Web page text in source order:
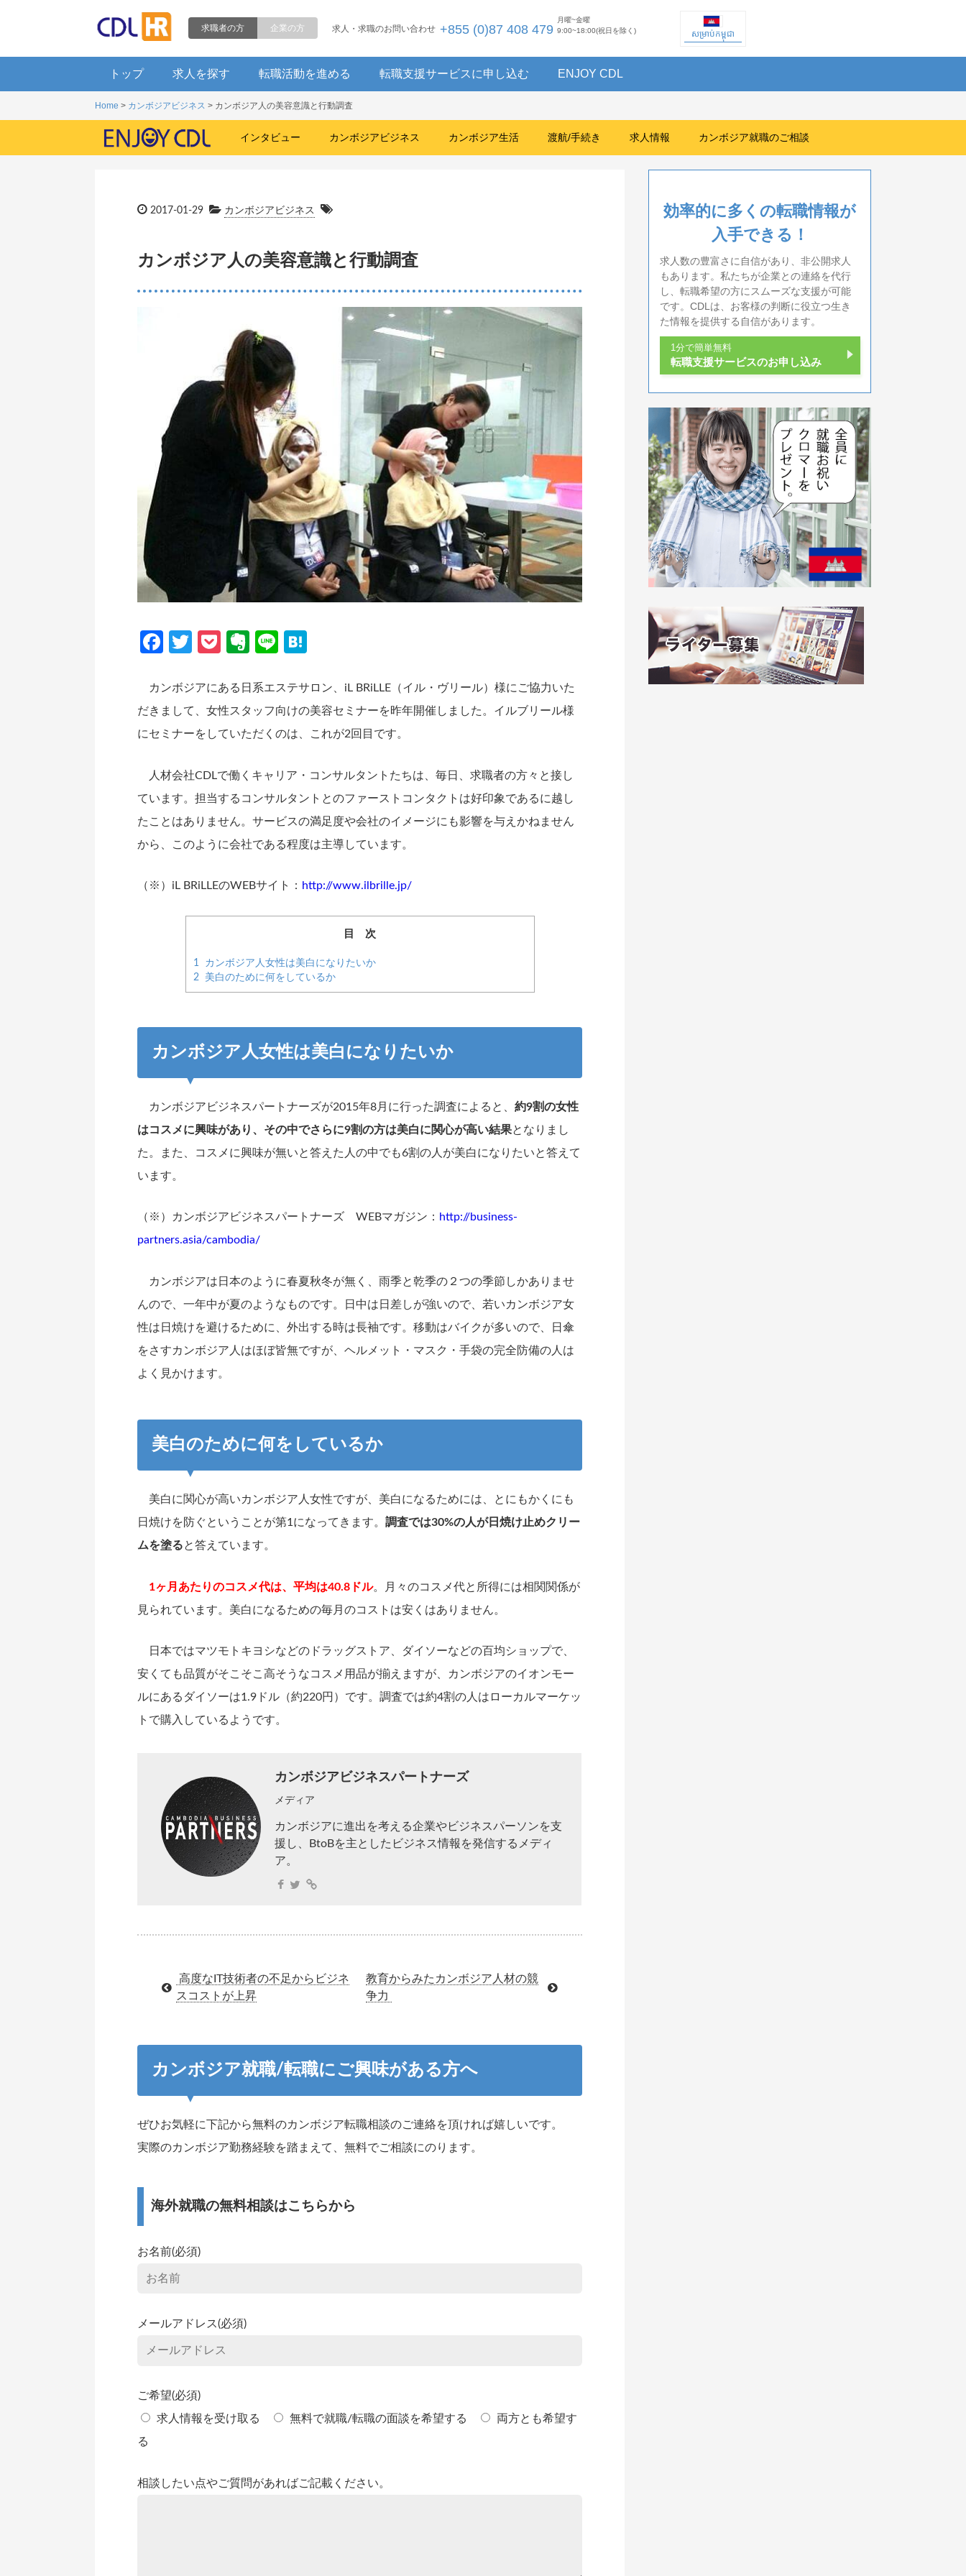
求人・求職のお問い合わせ +855 (0)87 408 479
月曜~金曜
9:00~18:00(祝日を除く)
សម្រាប់កម្ពុជា
求職者の方 企業の方
トップ 求人を探す 転職活動を進める 転職支援サービスに申し込む ENJOY CDL
Home > カンボジアビジネス > カンボジア人の美容意識と行動調査
インタビュー カンボジアビジネス カンボジア生活 渡航/手続き 求人情報 カンボジア就職のご相談
2017-01-29 カンボジアビジネス
カンボジア人の美容意識と行動調査
Facebook
Twitter
PocketEvernote
Line
カンボジアにある日系エステサロン、iL BRiLLE（イル・ヴリール）様にご協力いた
だきまして、女性スタッフ向けの美容セミナーを昨年開催しました。イルブリール様
にセミナーをしていただくのは、これが2回目です。
人材会社CDLで働くキャリア・コンサルタントたちは、毎日、求職者の方々と接し
ています。担当するコンサルタントとのファーストコンタクトは好印象であるに越し
たことはありません。サービスの満足度や会社のイメージにも影響を与えかねません
から、このように会社である程度は主導しています。
（※）iL BRiLLEのWEBサイト： http://www.ilbrille.jp/
目 次
1
カンボジア人女性は美白になりたいか
2
美白のために何をしているか
カンボジア人女性は美白になりたいか
カンボジアビジネスパートナーズが2015年8月に行った調査によると、 約9割の女性
はコスメに興味があり、その中でさらに9割の方は美白に関心が高い結果となりまし
た。また、コスメに興味が無いと答えた人の中でも6割の人が美白になりたいと答えて
います。
（※）カンボジアビジネスパートナーズ WEBマガジン： http://business-
partners.asia/cambodia/
カンボジアは日本のように春夏秋冬が無く、雨季と乾季の２つの季節しかありませ
んので、一年中が夏のようなものです。日中は日差しが強いので、若いカンボジア女
性は日焼けを避けるために、外出する時は長袖です。移動はバイクが多いので、日傘
をさすカンボジア人はほぼ皆無ですが、ヘルメット・マスク・手袋の完全防備の人は
よく見かけます。
美白のために何をしているか
美白に関心が高いカンボジア人女性ですが、美白になるためには、とにもかくにも
日焼けを防ぐということが第1になってきます。 調査では30%の人が日焼け止めクリー
ムを塗ると答えています。
1ヶ月あたりのコスメ代は、平均は40.8ドル。月々のコスメ代と所得には相関関係が
見られています。美白になるための毎月のコストは安くはありません。
日本ではマツモトキヨシなどのドラッグストア、ダイソーなどの百均ショップで、
安くても品質がそこそこ高そうなコスメ用品が揃えますが、カンボジアのイオンモー
ルにあるダイソーは1.9ドル（約220円）です。調査では約4割の人はローカルマーケッ
トで購入しているようです。
カンボジアビジネスパートナーズ
メディア
カンボジアに進出を考える企業やビジネスパーソンを支
援し、BtoBを主としたビジネス情報を発信するメディ
ア。
高度なIT技術者の不足からビジネ
スコストが上昇
教育からみたカンボジア人材の競
争力
カンボジア就職/転職にご興味がある方へ
ぜひお気軽に下記から無料のカンボジア転職相談のご連絡を頂ければ嬉しいです。
実際のカンボジア勤務経験を踏まえて、無料でご相談にのります。
海外就職の無料相談はこちらから
お名前(必須)
メールアドレス(必須)
ご希望(必須)
求人情報を受け取る
無料で就職/転職の面談を希望する
両方とも希望す
る
相談したい点やご質問があればご記載ください。
効率的に多くの転職情報が
入手できる！
求人数の豊富さに自信があり、非公開求人
もあります。私たちが企業との連絡を代行
し、転職希望の方にスムーズな支援が可能
です。CDLは、お客様の判断に役立つ生き
た情報を提供する自信があります。
1分で簡単無料
転職支援サービスのお申し込み